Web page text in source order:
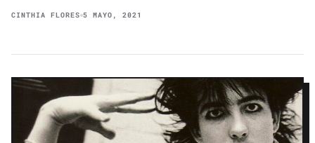
CINTHIA FLORES 5 MAYO, 2021